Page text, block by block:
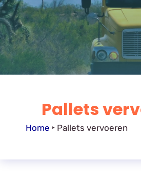
Pallets
Home ‣ Pallets vervoeren